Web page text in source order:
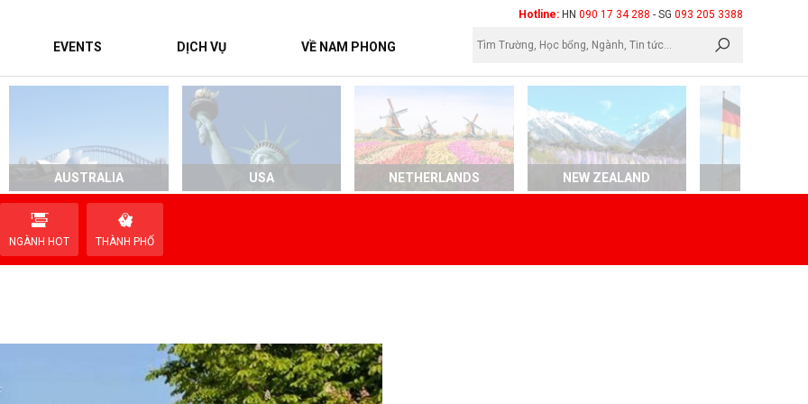
Hotline: HN 090 17 34 288 - SG 093 205 3388
EVENTS DỊCH VỤ VỀ NAM PHONG
AUSTRALIA USA NETHERLANDS NEW ZEALAND
NGÀNH HOT THÀNH PHỐ